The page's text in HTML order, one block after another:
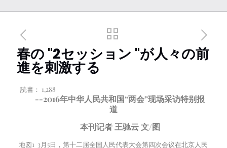
春の "2セッション "が人々の前
進を刺激する
読書： 1,288
--2016年中华人民共和国“两会”现场采访特别报
道
本刊记者 王驰云 文/图
地図1 3月 5日，第十二届全国人民代表大会第四次会议在北京人民